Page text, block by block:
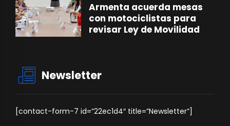
Armenta acuerda mesas
con motociclistas para
revisar Ley de Movilidad
Newsletter
[contact-form-7 id=”22ec1d4″ title=”Newsletter”]